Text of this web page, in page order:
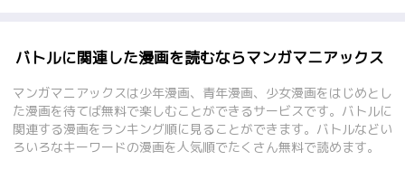
戯に指や手足、はては
に…。 マジャン=麻雀
の勝者がすべてを支配
するこの村で、はたし
て彼は生き残れるの
か!?
んでもない光景が広が
な場所には日本人らし
き数十人の男女が同じ
服を着て死んだように
横たわり、窓外には荒
野が果てしなく広がっ
は、不気味な日本語を
を営む｢シマビト｣だっ
た。人が住む島だった
と安心する生徒たち。
だが直後、シマビトに
よる生徒たちの【捕
バトルに関連した漫画を読むならマンガマニアックス
マンガマニアックスは少年漫画、青年漫画、少女漫画をはじめとし
た漫画を待てば無料で楽しむことができるサービスです。バトルに
関連する漫画をランキング順に見ることができます。バトルなどい
ろいろなキーワードの漫画を人気順でたくさん無料で読めます。